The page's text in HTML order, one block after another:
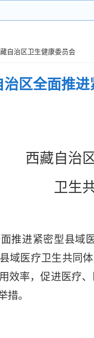
自治区卫生健康委员会
区全面推
西藏自治
卫生
推进紧密型县域
域医疗卫生共同
效率，促进医疗
措。